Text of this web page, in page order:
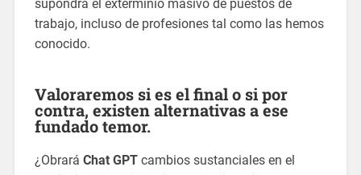
supondrá el exterminio masivo de puestos de
trabajo, incluso de profesiones tal como las hemos
conocido.
Valoraremos si es el final o si por
contra, existen alternativas a ese
fundado temor.
¿Obrará Chat GPTcambios sustanciales en el